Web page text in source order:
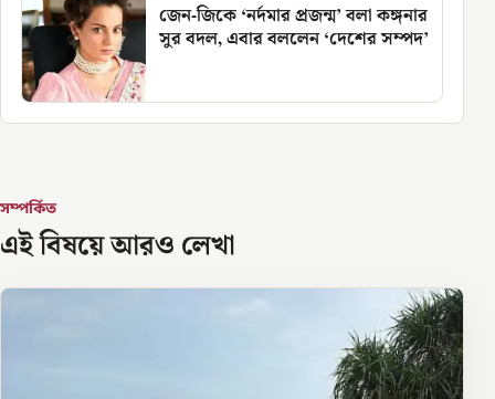
জেন-জিকে ‘নর্দমার প্রজন্ম’ বলা কঙ্গনার
সুর বদল, এবার বললেন ‘দেশের সম্পদ’
সম্পর্কিত
এই বিষয়ে আরও লেখা